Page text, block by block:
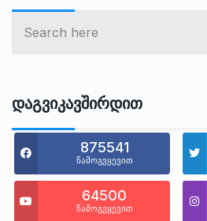
Დაგვიკავშირდით
875541
წამოგვყევით
64500
წამოგვყევით